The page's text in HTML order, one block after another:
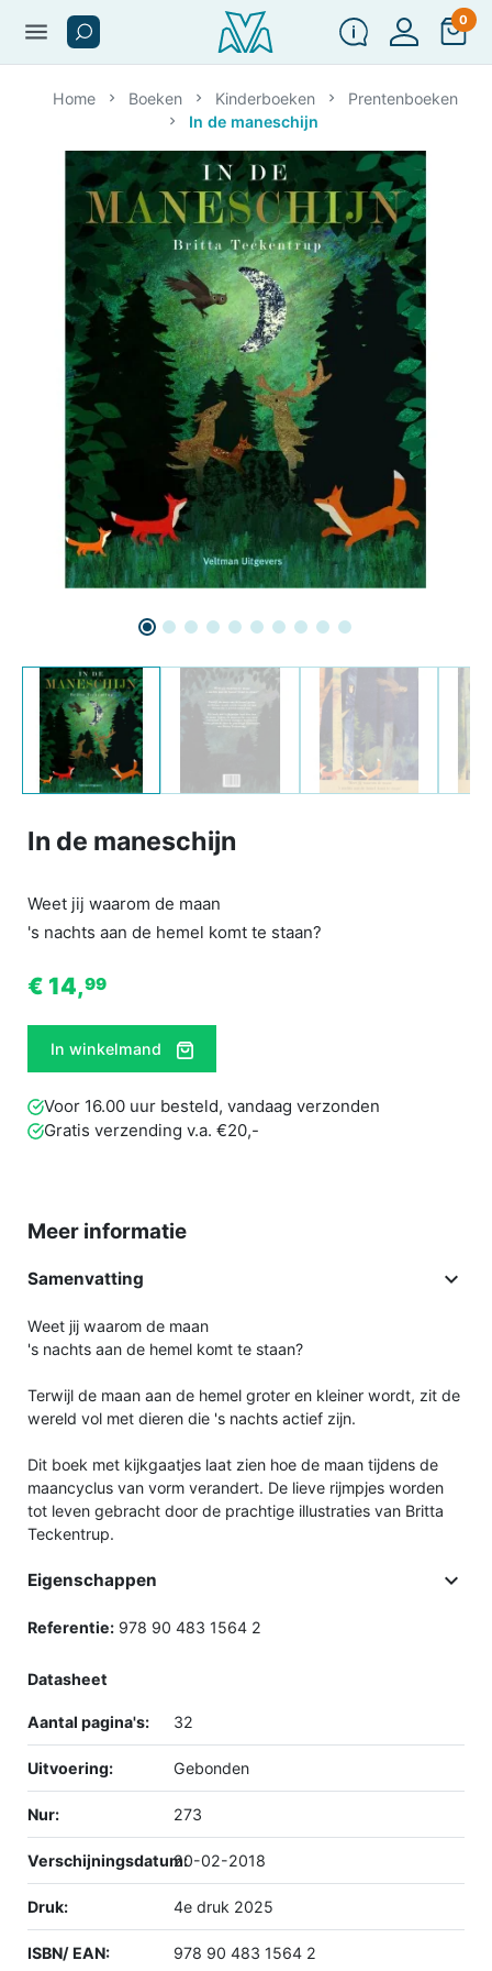
menu 0
Home Boeken Kinderboeken
Prentenboeken
In de maneschijn
In de maneschijn
Weet jij waarom de maan
's nachts aan de hemel komt te staan?
€ 14,99
In winkelmand
Voor 16.00 uur besteld, vandaag verzonden
Gratis verzending v.a. €20,-
Meer informatie
Samenvatting 
Weet jij waarom de maan
's nachts aan de hemel komt te staan?
Terwijl de maan aan de hemel groter en kleiner wordt, zit de
wereld vol met dieren die 's nachts actief zijn.
Dit boek met kijkgaatjes laat zien hoe de maan tijdens de
maancyclus van vorm verandert. De lieve rijmpjes worden
tot leven gebracht door de prachtige illustraties van Britta
Teckentrup.
Eigenschappen 
Referentie: 978 90 483 1564 2
Datasheet
Aantal pagina's: 32
Uitvoering: Gebonden
Nur: 273
Verschijningsdatum:20-02-2018
Druk: 4e druk 2025
ISBN/ EAN: 978 90 483 1564 2